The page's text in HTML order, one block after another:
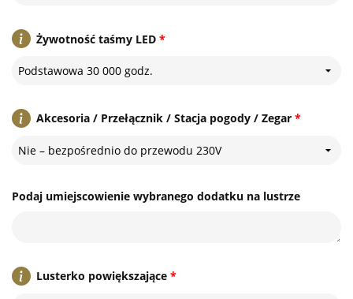
*
Żywotność taśmy LED
Podstawowa 30 000 godz.
*
Akcesoria / Przełącznik / Stacja pogody / Zegar
Nie – bezpośrednio do przewodu 230V
Podaj umiejscowienie wybranego dodatku na lustrze
*
Lusterko powiększające